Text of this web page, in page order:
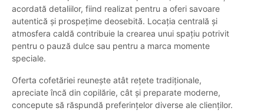
acordată detaliilor, fiind realizat pentru a oferi savoare
autentică și prospețime deosebită. Locația centrală și
atmosfera caldă contribuie la crearea unui spațiu potrivit
pentru o pauză dulce sau pentru a marca momente
speciale.
Oferta cofetăriei reunește atât rețete tradiționale,
apreciate încă din copilărie, cât și preparate moderne,
concepute să răspundă preferințelor diverse ale clienților.